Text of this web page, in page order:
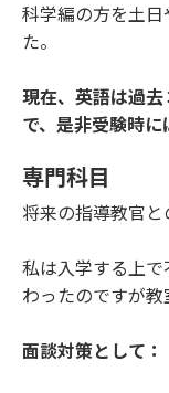
科学編の方を土
た。
現在、英語は過
で、是非受験時に
専門科目
将来の指導教官と
私は入学する上
わったのですが教
面談対策として：